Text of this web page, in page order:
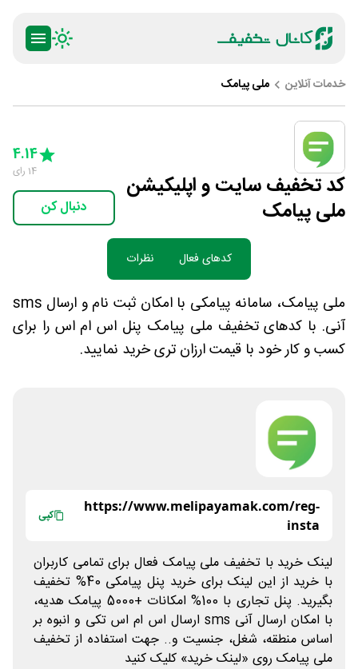
خدمات آنلاین ملی پیامک
کد تخفیف سایت و اپلیکیشن
ملی پیامک
4 Stars
5 Stars
4.14
14 رای
دنبال کن
کدهای فعال نظرات
ملی پیامک، سامانه پیامکی با امکان ثبت نام و ارسال sms
آنی. با کدهای تخفیف ملی پیامک پنل اس ام اس را برای
کسب و کار خود با قیمت ارزان تری خرید نمایید.
https://www.melipayamak.com/reg-
insta
کپی
لینک خرید با تخفیف ملی پیامک فعال برای تمامی کاربران
با خرید از این لینک برای خرید پنل پیامکی 40% تخفیف
بگیرید. پنل تجاری با 100% امکانات +5000 پیامک هدیه،
با امکان ارسال آنی sms ارسال اس ام اس تکی و انبوه بر
اساس منطقه، شغل، جنسیت و.. جهت استفاده از تخفیف
ملی پیامک روی «لینک خرید» کلیک کنید